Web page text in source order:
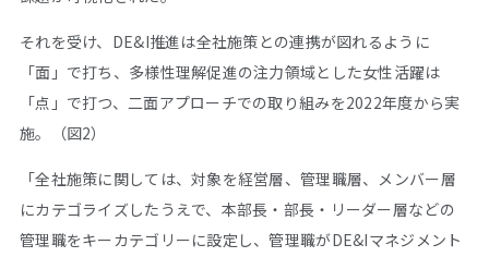
それを受け、DE&I推進は全社施策との連携が図れるように
「面」で打ち、多様性理解促進の注力領域とした女性活躍は
「点」で打つ、二面アプローチでの取り組みを2022年度から実
施。（図2）
「全社施策に関しては、対象を経営層、管理職層、メンバー層
にカテゴライズしたうえで、本部長・部長・リーダー層などの
管理職をキーカテゴリーに設定し、管理職がDE&Iマネジメント